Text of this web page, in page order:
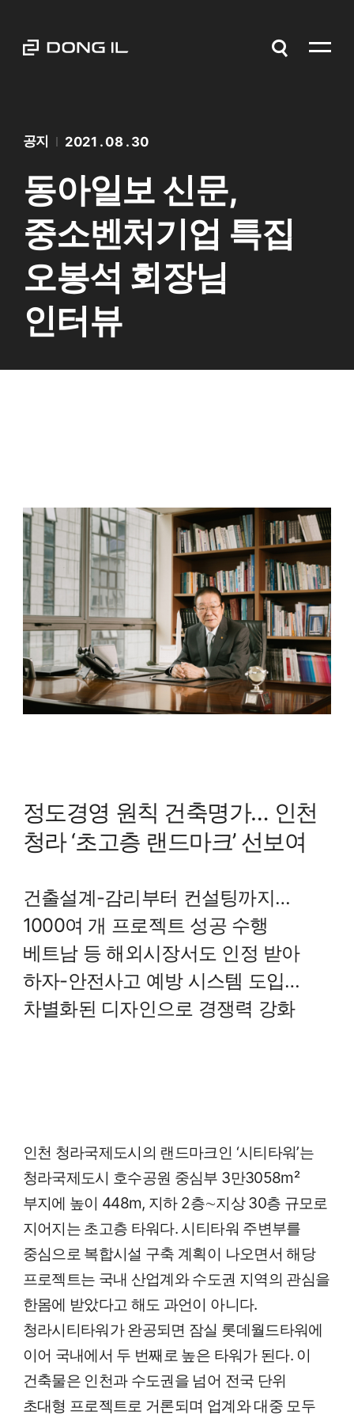
공지 2021 . 08 . 30
동아일보 신문,
중소벤처기업 특집
오봉석 회장님
인터뷰
정도경영 원칙 건축명가… 인천
청라 ‘초고층 랜드마크’ 선보여
건출설계-감리부터 컨설팅까지…
1000여 개 프로젝트 성공 수행
베트남 등 해외시장서도 인정 받아
하자-안전사고 예방 시스템 도입…
차별화된 디자인으로 경쟁력 강화
인천 청라국제도시의 랜드마크인 ‘시티타워’는
청라국제도시 호수공원 중심부 3만3058m²
부지에 높이 448m, 지하 2층∼지상 30층 규모로
지어지는 초고층 타워다. 시티타워 주변부를
중심으로 복합시설 구축 계획이 나오면서 해당
프로젝트는 국내 산업계와 수도권 지역의 관심을
한몸에 받았다고 해도 과언이 아니다.
청라시티타워가 완공되면 잠실 롯데월드타워에
이어 국내에서 두 번째로 높은 타워가 된다. 이
건축물은 인천과 수도권을 넘어 전국 단위
초대형 프로젝트로 거론되며 업계와 대중 모두